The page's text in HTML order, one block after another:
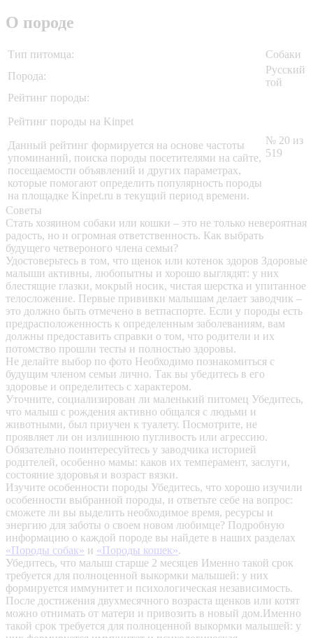
О породе
Тип питомца:
Собаки
Порода:
Русский
той
Рейтинг породы:
Рейтинг породы на Kinpet
Данный рейтинг формируется на основе частоты
упоминаний, поиска породы посетителями на сайте,
посещаемости объявлений и других параметрах,
которые помогают определить популярность породы
на площадке Kinpet.ru в текущий период времени.
№ 20 из
519
Советы
Стать хозяином собаки или кошки – это не только невероятная
радость, но и огромная ответственность. Как выбрать
будущего четвероного члена семьи?
Удостоверьтесь в том, что щенок или котенок здоров Здоровые
малыши активны, любопытны и хорошо выглядят: у них
блестящие глазки, мокрый носик, чистая шерстка и упитанное
телосложение. Первые прививки малышам делает заводчик –
это должно быть отмечено в ветпаспорте. Если у породы есть
предрасположенность к определенным заболеваниям, вам
должны предоставить справки о том, что родители и их
потомство прошли тесты и полностью здоровы.
Не делайте выбор по фото Необходимо познакомиться с
будущим членом семьи лично. Так вы убедитесь в его
здоровье и определитесь с характером.
Уточните, социализирован ли маленький питомец Убедитесь,
что малыш с рождения активно общался с людьми и
животными, был приучен к туалету. Посмотрите, не
проявляет ли он излишнюю пугливость или агрессию.
Обязательно поинтересуйтесь у заводчика историей
родителей, особенно мамы: каков их темперамент, заслуги,
состояние здоровья и возраст вязки.
Изучите особенности породы Убедитесь, что хорошо изучили
особенности выбранной породы, и ответьте себе на вопрос:
сможете ли вы выделить необходимое время, ресурсы и
энергию для заботы о своем новом любимце? Подробную
информацию о каждой породе вы найдете в наших разделах
«Породы собак» и «Породы кошек».
Убедитесь, что малыш старше 2 месяцев Именно такой срок
требуется для полноценной выкормки малышей: у них
формируется иммунитет и психологическая независимость.
После достижения двухмесячного возраста щенков или котят
можно отнимать от матери и привозить в новый дом.Именно
такой срок требуется для полноценной выкормки малышей: у